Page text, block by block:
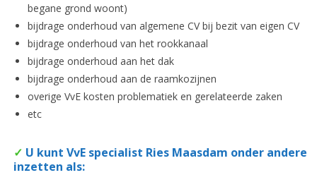
begane grond woont)
bijdrage onderhoud van algemene CV bij bezit van eigen CV
bijdrage onderhoud van het rookkanaal
bijdrage onderhoud aan het dak
bijdrage onderhoud aan de raamkozijnen
overige VvE kosten problematiek en gerelateerde zaken
etc
✓ U kunt VvE specialist Ries Maasdam onder andere
inzetten als: